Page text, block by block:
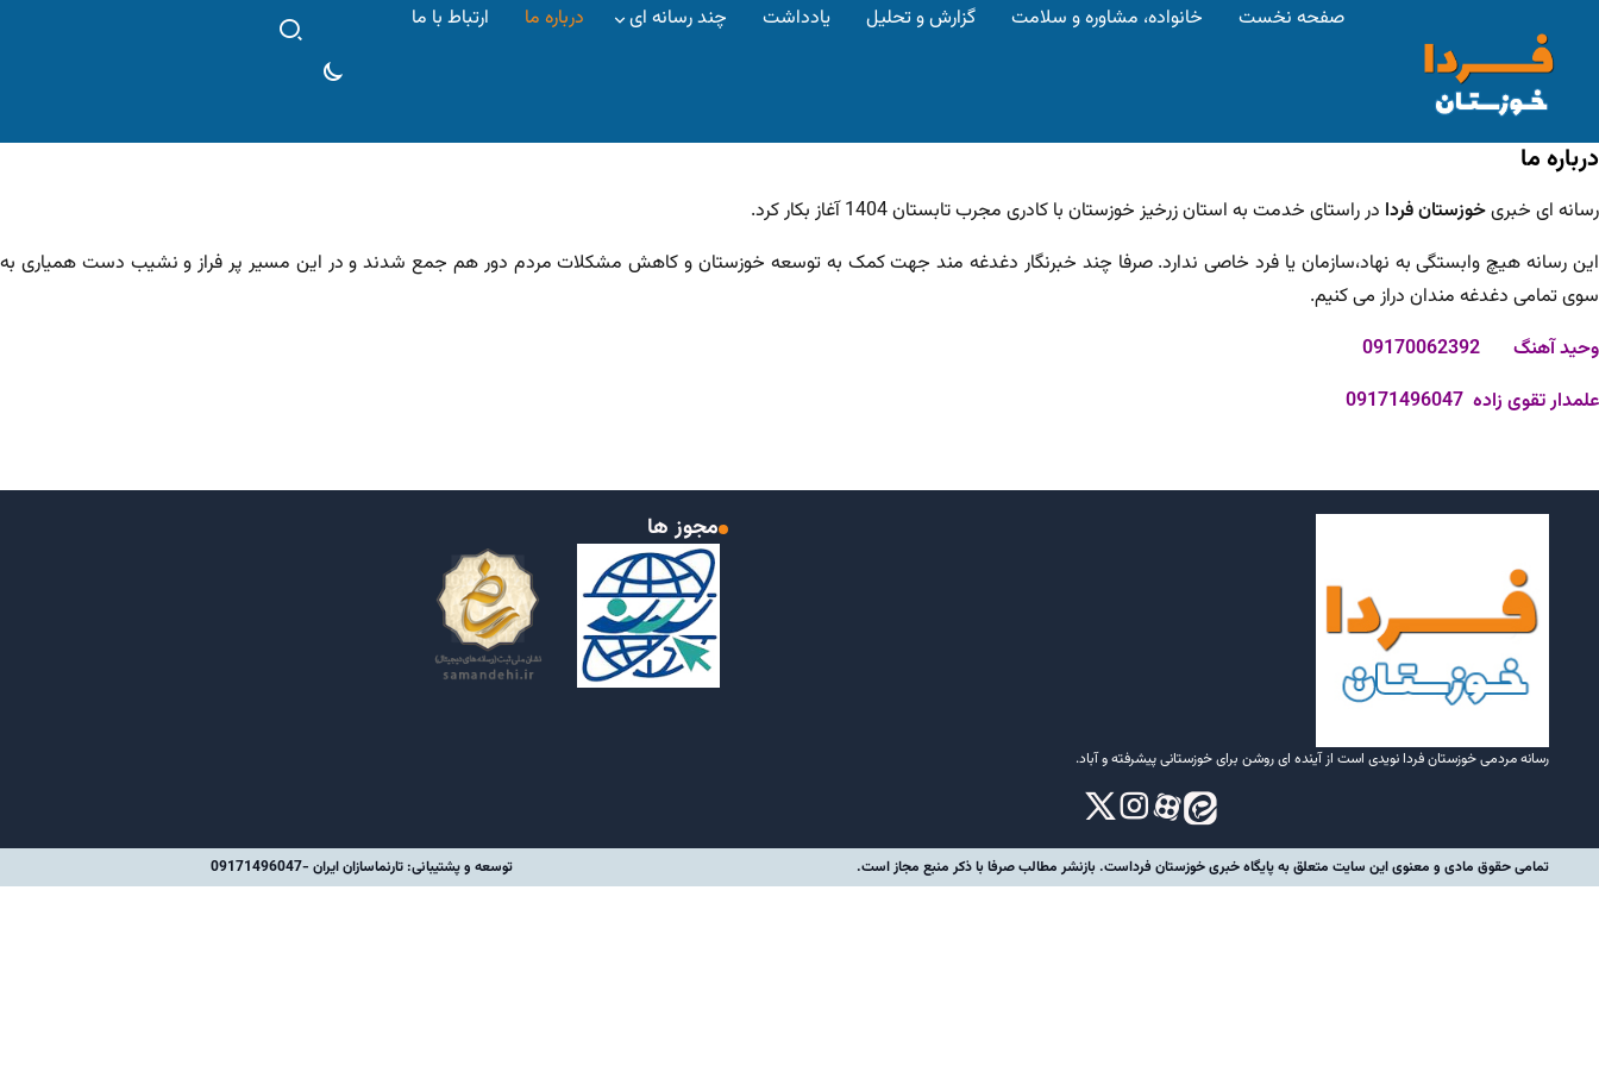
صفحه نخست خانواده، مشاوره و سلامت گزارش و تحلیل یادداشت چند رسانه ای درباره ما ارتباط با ما
درباره ما
رسانه ای خبریخوزستان فردا در راستای خدمت به استان زرخیز خوزستان با کادری مجرب تابستان 1404 آغاز بکار کرد.
این رسانه هیچ وابستگی به نهاد،سازمان یا فرد خاصی ندارد. صرفا چند خبرنگار دغدغه مند جهت کمک به توسعه خوزستان و کاهش مشکلات مردم دور هم جمع شدند و در این مسیر پر فراز و نشیب دست همیاری به
سوی تمامی دغدغه مندان دراز می کنیم.
وحید آهنگ 09170062392
علمدار تقوی زاده 09171496047
رسانه مردمی خوزستان فردا نویدی است از آینده ای روشن برای خوزستانی پیشرفته و آباد.
مجوز ها
تمامی حقوق مادی و معنوی این سایت متعلق به پایگاه خبری خوزستان فرداست. بازنشر مطالب صرفا با ذکر منبع مجاز است. توسعه و پشتیبانی: تارنماسازان ایران -09171496047